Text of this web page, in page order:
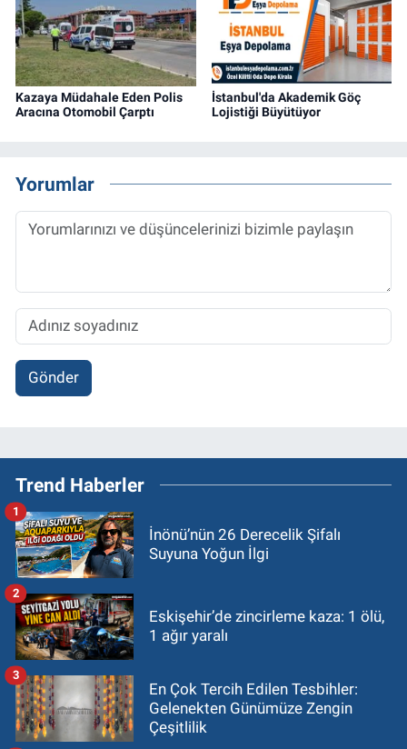
Kazaya Müdahale Eden Polis
Aracına Otomobil Çarptı
İstanbul'da Akademik Göç
Lojistiği Büyütüyor
Yorumlar
Gönder
Trend Haberler
İnönü’nün 26 Derecelik Şifalı
Suyuna Yoğun İlgi
1
Eskişehir’de zincirleme kaza: 1 ölü,
1 ağır yaralı
2
En Çok Tercih Edilen Tesbihler:
Gelenekten Günümüze Zengin
Çeşitlilik
3